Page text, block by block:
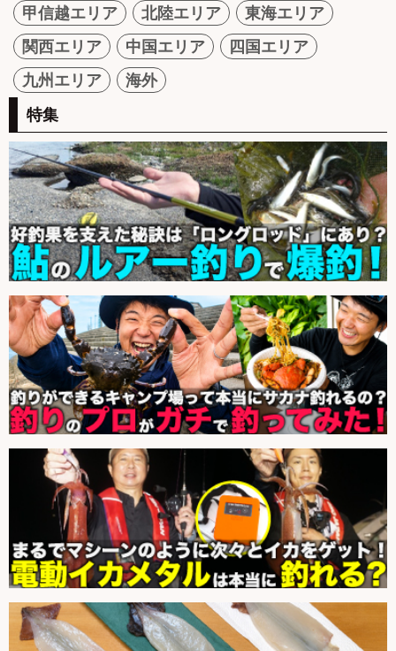
甲信越エリア
北陸エリア
東海エリア
関西エリア
中国エリア
四国エリア
九州エリア
海外
特集